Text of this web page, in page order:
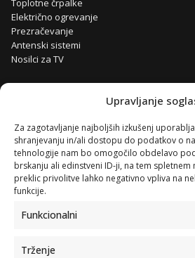
Upravljanje
Za zagotavljanje najboljših izkušenj
shranjevanju in/ali dostopu do podatkov o
tehnologije nam bo omogočilo obdelavo
brskanju ali edinstveni ID-ji, na tem
preklic privolitve lahko negativno vpliva na
funkcije.
Funkcionalni
Trženje
Toplotne črpalke
Električno ogrevanje
Prezračevanje
Antenski sistemi
Nosilci za TV